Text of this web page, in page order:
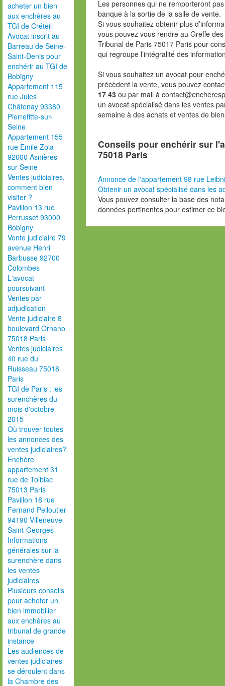
acheter un bien
aux enchères au
TGI de Créteil
Avocat inscrit au
Barreau de Seine-
Saint-Denis pour
enchérir au TGI de
Bobigny
Appartement 115
rue Jules
Châtenay 93380
Pierrefitte-sur-
Seine
Appartement 155
rue Emile Zola
92600 Asnières-
sur-Seine
Ventes judiciaires,
comment bien
visiter ?
Pavillon 13 rue
Perrusset 93000
Bobigny
Vente judiciaire 79
avenue Henri
Barbusse 92700
Colombes
L'avocat
poursuivant
Ventes par
adjudication
Vente judiciaire 8
boulevard Ornano
75018 Paris
Ventes judiciaires
40 rue du
Ruisseau 75018
Paris
TGI de Paris : les
surenchères du
mois d'octobre
2015
Où trouver toutes
les annonces des
ventes judiciaires?
Enchère
appartement 31
rue de Tolbiac
75013 Paris
Pavillon 18 rue
Fernand Pelloutier
94190 Villeneuve-
Saint-Georges
Informations
générales sur la
surenchère dans
les ventes
judiciaires
Plusieurs conseils
pour acheter un
bien immobilier
aux enchères au
tribunal de grande
instance
Les audiences de
ventes judiciaires
se déroulent dans
la Chambre des
Les personnes qui ne remporteront
banque à la sortie de la salle de vente.
Si vous souhaitez obtenir plus
vous pouvez vous rendre au Greffe
Tribunal de Paris 75017 Paris pour
qui regroupe l’intégralité des
Si vous souhaitez un avocat pour
précèdent la vente, vous pouvez
17 43 ou par mail à
un avocat spécialisé dans les ventes
semaine à des achats et ventes de
Conseils pour enchérir sur
75018 Paris
Annonce de l'appartement 98 rue
Obtenir un avocat spécialisé dans les
Vous pouvez consulter la base des
données pertinentes pour estimer ce